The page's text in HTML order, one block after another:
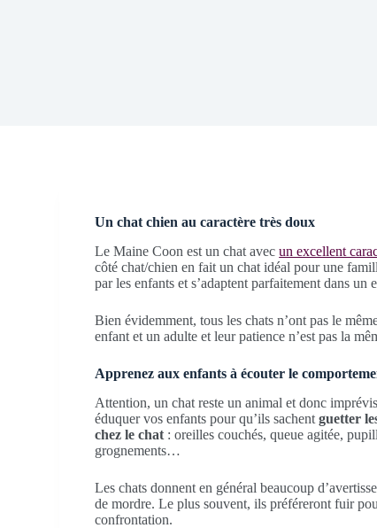
Un chat chien au caractère très doux
Le Maine Coon est un chat avecun excellent
côté chat/chien en fait un chat idéal pour une
par les enfants et s’adaptent parfaitement dans
Bien évidemment, tous les chats n’ont pas le
enfant et un adulte et leur patience n’est pas la
Apprenez aux enfants à écouter le
Attention, un chat reste un animal et donc
éduquer vos enfants pour qu’ils sachentguetter
chez le chat : oreilles couchés, queue agitée,
grognements…
Les chats donnent en général beaucoup
de mordre. Le plus souvent, ils préféreront fuir
confrontation.